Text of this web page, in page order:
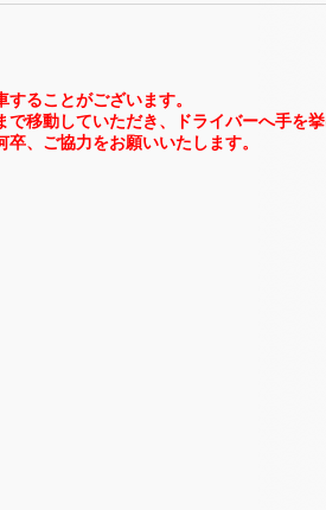
ることがございます。
移動していただき、ドライバーへ手を
、ご協力をお願いいたします。